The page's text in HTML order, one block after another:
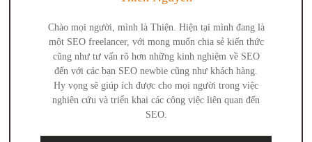
Chào mọi người, mình là Thiện. Hiện tại mình đang là
một SEO freelancer, với mong muốn chia sẻ kiến thức
cũng như tư vấn rõ hơn những kinh nghiệm về SEO
đến với các bạn SEO newbie cũng như khách hàng.
Hy vọng sẽ giúp ích được cho mọi người trong việc
nghiên cứu và triển khai các công việc liên quan đến
SEO.